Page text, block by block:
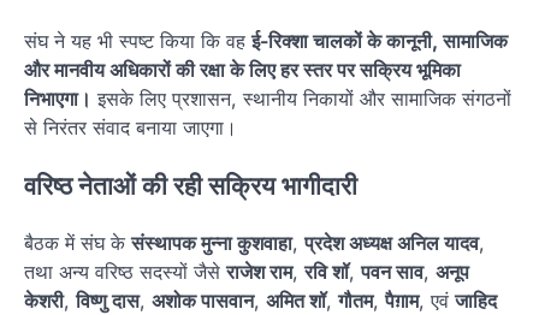
संघ ने यह भी स्पष्ट किया कि वहई-रिक्शा चालकों के कानूनी, सामाजिक
और मानवीय अधिकारों की रक्षा के लिए हर स्तर पर सक्रिय भूमिका
निभाएगा। इसके लिए प्रशासन, स्थानीय निकायों और सामाजिक संगठनों
से निरंतर संवाद बनाया जाएगा।
वरिष्ठ नेताओं की रही सक्रिय भागीदारी
बैठक में संघ केसंस्थापक मुन्ना कुशवाहा,प्रदेश अध्यक्ष अनिल यादव,
तथा अन्य वरिष्ठ सदस्यों जैसेराजेश राम,रवि शॉ,पवन साव, अनूप
केशरी,विष्णु दास, अशोक पासवान, अमित शॉ,गौतम,पैग़ाम, एवंजाहिद